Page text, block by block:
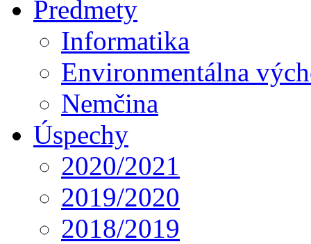
Predmety
Informatika
Environmentálna
Nemčina
Úspechy
2020/2021
2019/2020
2018/2019